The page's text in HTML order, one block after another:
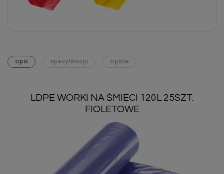
Opis Specyfikacja Opinie
LDPE WORKI NA ŚMIECI 120L 25SZT.
FIOLETOWE